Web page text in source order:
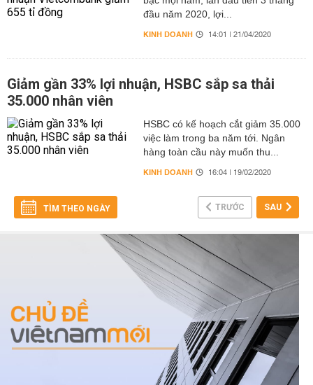
đầu năm 2020, lợi...
KINH DOANH 14:01 | 21/04/2020
Giảm gần 33% lợi nhuận, HSBC sắp sa thải
35.000 nhân viên
HSBC có kế hoạch cắt giảm 35.000
việc làm trong ba năm tới. Ngân
hàng toàn cầu này muốn thu...
KINH DOANH 16:04 | 19/02/2020
TÌM THEO NGÀY TRƯỚC SAU